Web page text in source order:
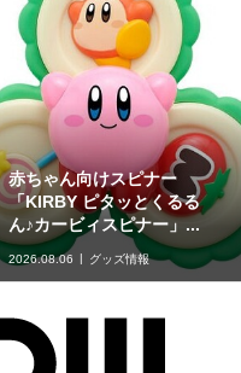
赤ちゃん向けスピナー
「KIRBY ピタッとくるる
ん♪カービィスピナー」...
2026.08.06 グッズ情報